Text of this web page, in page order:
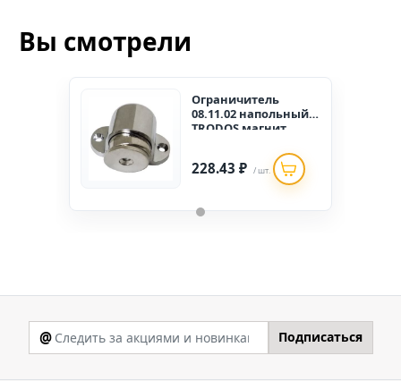
Вы смотрели
Ограничитель
08.11.02 напольный
TRODOS магнит
228.43 ₽ / шт.
@ Подписаться